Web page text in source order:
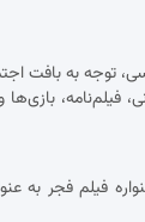
توجه به بافت
بازی‌ها و
فیلم فجر به